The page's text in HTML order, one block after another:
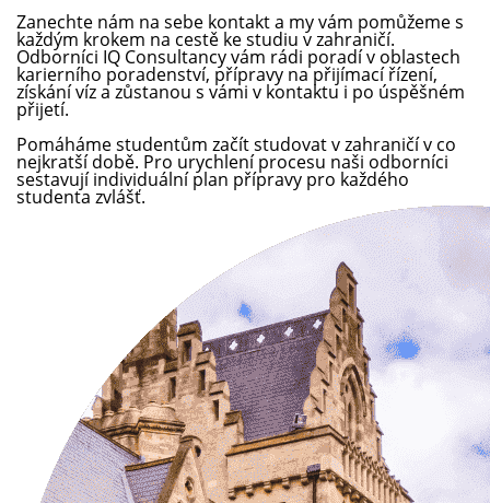
Zanechte nám na sebe kontakt a my vám pomůžeme s
každým krokem na cestě ke studiu v zahraničí.
Odborníci IQ Consultancy vám rádi poradí v oblastech
karierního poradenství, přípravy na přijímací řízení,
získání víz a zůstanou s vámi v kontaktu i po úspěšném
přijetí.
Pomáháme studentům začít studovat v zahraničí v co
nejkratší době. Pro urychlení procesu naši odborníci
sestavují individuální plan přípravy pro každého
studenta zvlášť.